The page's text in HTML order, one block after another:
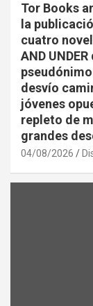
Tor Books
la
cuatro
AND
desvío
jóvenes
repleto de
grandes
04/08/2026